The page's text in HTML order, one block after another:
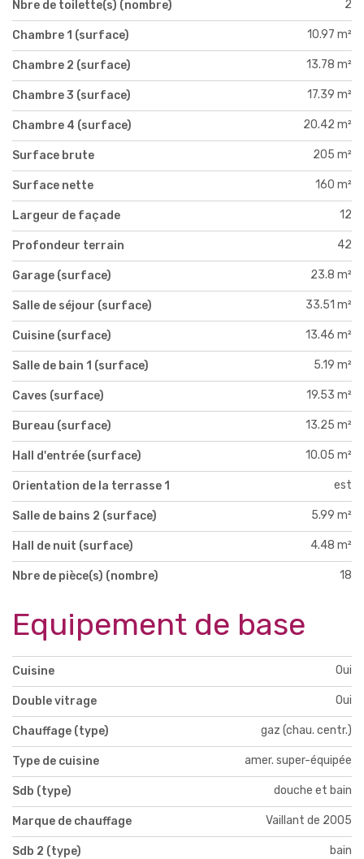
Nbre de toilette(s) (nombre) 2
Chambre 1 (surface) 10.97 m²
Chambre 2 (surface) 13.78 m²
Chambre 3 (surface) 17.39 m²
Chambre 4 (surface) 20.42 m²
Surface brute 205 m²
Surface nette 160 m²
Largeur de façade 12
Profondeur terrain 42
Garage (surface) 23.8 m²
Salle de séjour (surface) 33.51 m²
Cuisine (surface) 13.46 m²
Salle de bain 1 (surface) 5.19 m²
Caves (surface) 19.53 m²
Bureau (surface) 13.25 m²
Hall d'entrée (surface) 10.05 m²
Orientation de la terrasse 1 est
Salle de bains 2 (surface) 5.99 m²
Hall de nuit (surface) 4.48 m²
Nbre de pièce(s) (nombre) 18
Equipement de base
Cuisine Oui
Double vitrage Oui
Chauffage (type) gaz (chau. centr.)
Type de cuisine amer. super-équipée
Sdb (type) douche et bain
Marque de chauffage Vaillant de 2005
Sdb 2 (type) bain